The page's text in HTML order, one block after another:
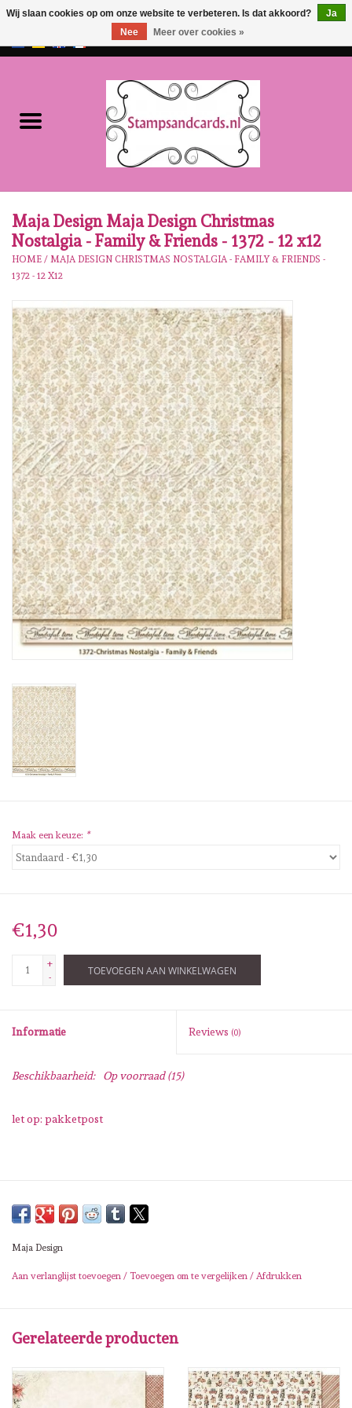
EUR/GBP
NIEUW!!
Onze Merken
Mallen
Stempels
Stempelinkt
Stempelaccesoires
Papier (blokjes) &
Embellishments
Embellishment/bedeltjes
Diversen
Embossingpoeders
Gereedschap
Stansmachine en toebehoren
Uitverkoop
Siliconen mal
Maja Design Maja Design Christmas
Nostalgia - Family & Friends - 1372 - 12 x12
HOME / MAJA DESIGN CHRISTMAS NOSTALGIA - FAMILY & FRIENDS -
1372 - 12 X12
Maak een keuze: *
€1,30
+
-
TOEVOEGEN AAN WINKELWAGEN
Informatie Reviews (0)
Beschikbaarheid: Op voorraad(15)
let op: pakketpost
Maja Design
Aan verlanglijst toevoegen / Toevoegen om te vergelijken / Afdrukken
Gerelateerde producten
Wij slaan cookies op om onze website te verbeteren. Is dat akkoord?
Ja
Nee
Meer over cookies »